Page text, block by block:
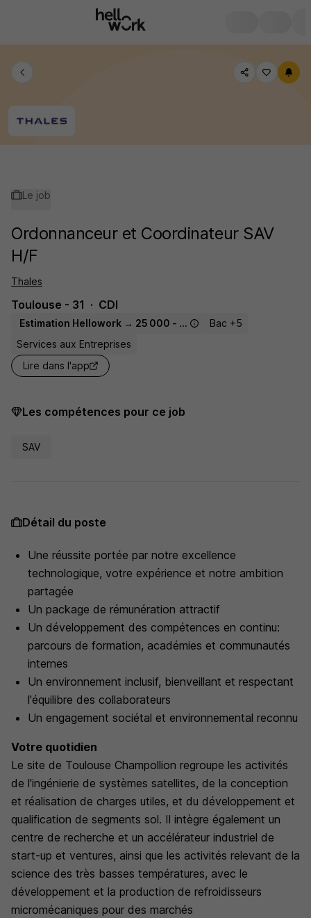
Le job
Ordonnanceur et Coordinateur SAV
H/F
Thales
Toulouse - 31 CDI
Estimation Hellowork → 25 000 - 32 500 € / an
Bac +5
Services aux Entreprises
Lire dans l'app
Les compétences pour ce job
SAV
Détail du poste
Une réussite portée par notre excellence
technologique, votre expérience et notre ambition
partagée
Un package de rémunération attractif
Un développement des compétences en continu:
parcours de formation, académies et communautés
internes
Un environnement inclusif, bienveillant et respectant
l'équilibre des collaborateurs
Un engagement sociétal et environnemental reconnu
Votre quotidien
Le site de Toulouse Champollion regroupe les activités
de l'ingénierie de systèmes satellites, de la conception
et réalisation de charges utiles, et du développement et
qualification de segments sol. Il intègre également un
centre de recherche et un accélérateur industriel de
start-up et ventures, ainsi que les activités relevant de la
science des très basses températures, avec le
développement et la production de refroidisseurs
micromécaniques pour des marchés